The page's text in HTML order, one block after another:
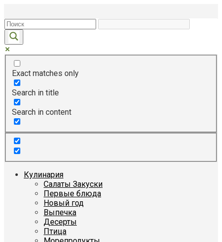
к
контенту
Exact matches only
Search in title
Search in content
Кулинария
Салаты Закуски
Первые блюда
Новый год
Выпечка
Десерты
Птица